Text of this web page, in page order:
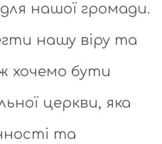
нашої громади.
нашу віру та
хочемо бути
церкви, яка
та